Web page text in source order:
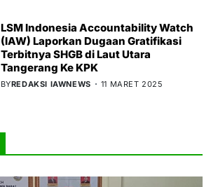
LSM Indonesia Accountability Watch
(IAW) Laporkan Dugaan Gratifikasi
Terbitnya SHGB di Laut Utara
Tangerang Ke KPK
BYREDAKSI IAWNEWS 11 MARET 2025